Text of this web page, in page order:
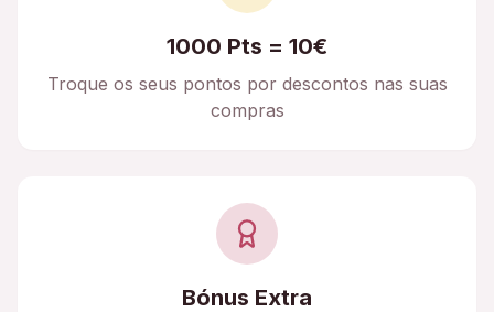
1000 Pts = 10€
Troque os seus pontos por descontos nas suas
compras
Bónus Extra